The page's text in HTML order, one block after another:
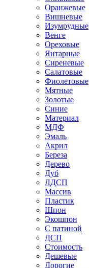
Оранжевые
Вишневые
Изумрудные
Венге
Ореховые
Янтарные
Сиреневые
Салатовые
Фиолетовые
Мятные
Золотые
Синие
Материал
МДФ
Эмаль
Акрил
Береза
Дерево
Дуб
ЛДСП
Массив
Пластик
Шпон
Экошпон
С патиной
ДСП
Стоимость
Дешевые
Дорогие